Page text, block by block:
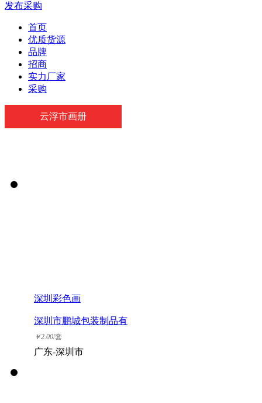
发布采购
首页
优质货源
品牌
招商
实力厂家
采购
云浮市画册
深圳彩色画
深圳市鹏城包装制品有
限公司
￥2.00/套
广东-深圳市